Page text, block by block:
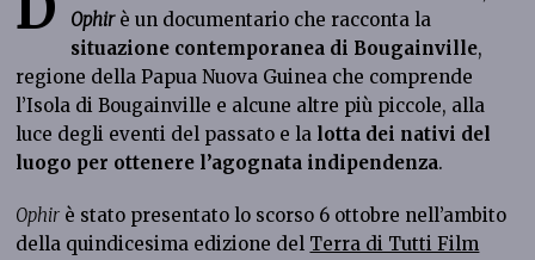
Ophirè un documentario che racconta la
situazione contemporanea di Bougainville,
regione della Papua Nuova Guinea che comprende
l’Isola di Bougainville e alcune altre più piccole, alla
luce degli eventi del passato e la lotta dei nativi del
luogo per ottenere l’agognata indipendenza.
Ophir è stato presentato lo scorso 6 ottobre nell’ambito
della quindicesima edizione del Terra di Tutti Film